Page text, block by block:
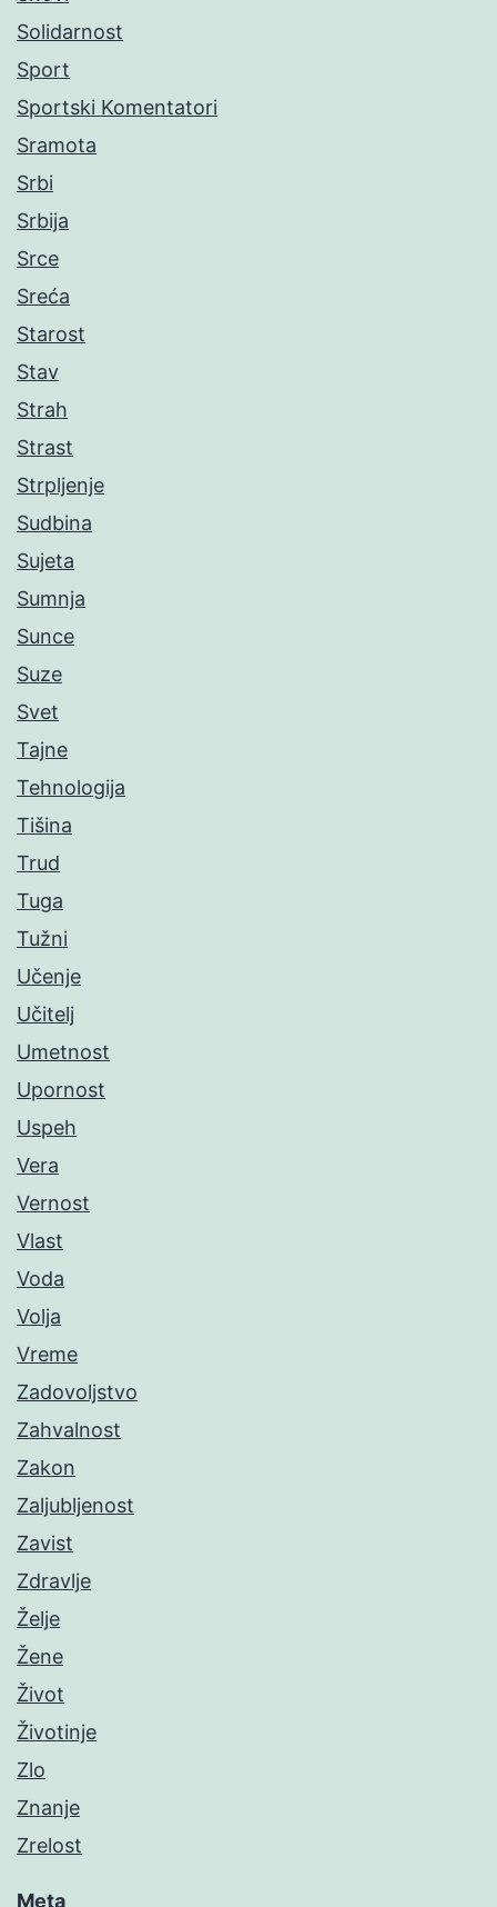
Solidarnost
Sport
Sportski Komentatori
Sramota
Srbi
Srbija
Srce
Sreća
Starost
Stav
Strah
Strast
Strpljenje
Sudbina
Sujeta
Sumnja
Sunce
Suze
Svet
Tajne
Tehnologija
Tišina
Trud
Tuga
Tužni
Učenje
Učitelj
Umetnost
Upornost
Uspeh
Vera
Vernost
Vlast
Voda
Volja
Vreme
Zadovoljstvo
Zahvalnost
Zakon
Zaljubljenost
Zavist
Zdravlje
Želje
Žene
Život
Životinje
Zlo
Znanje
Zrelost
Meta